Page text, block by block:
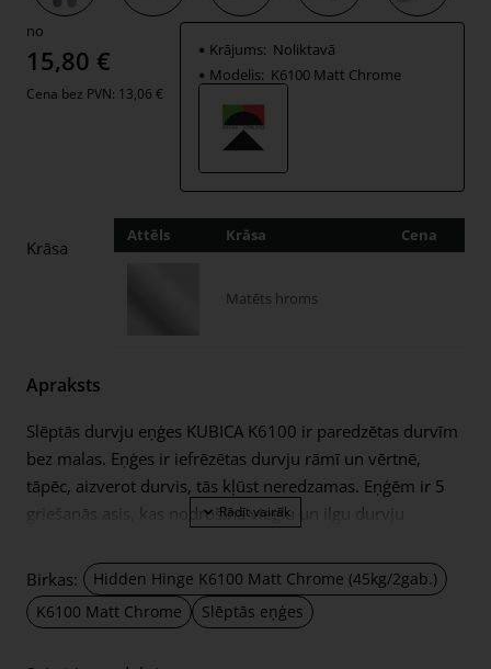
no
15,80 €
Cena bez PVN: 13,06 €
Krājums: Noliktavā
Modelis: K6100 Matt Chrome
Krāsa
Attēls Krāsa Cena
Matēts hroms
Apraksts
Slēptās durvju eņģes KUBICA K6100 ir paredzētas durvīm
bez malas. Eņģes ir iefrēzētas durvju rāmī un vērtnē,
tāpēc, aizverot durvis, tās kļūst neredzamas. Eņģēm ir 5
griešanās asis, kas nodrošina vieglu un ilgu durvju
Eņģes ir izgatavotas no augstas kvalitātes metālu
sakausējuma ZAMAK, tāpēc tās ir izturīgas. Eņģes ir
universālas – piemērotas gan kreisajam, gan labajam
Birkas:
Hidden Hinge K6100 Matt Chrome (45kg/2gab.)
K6100 Matt Chrome
Slēptās eņģes